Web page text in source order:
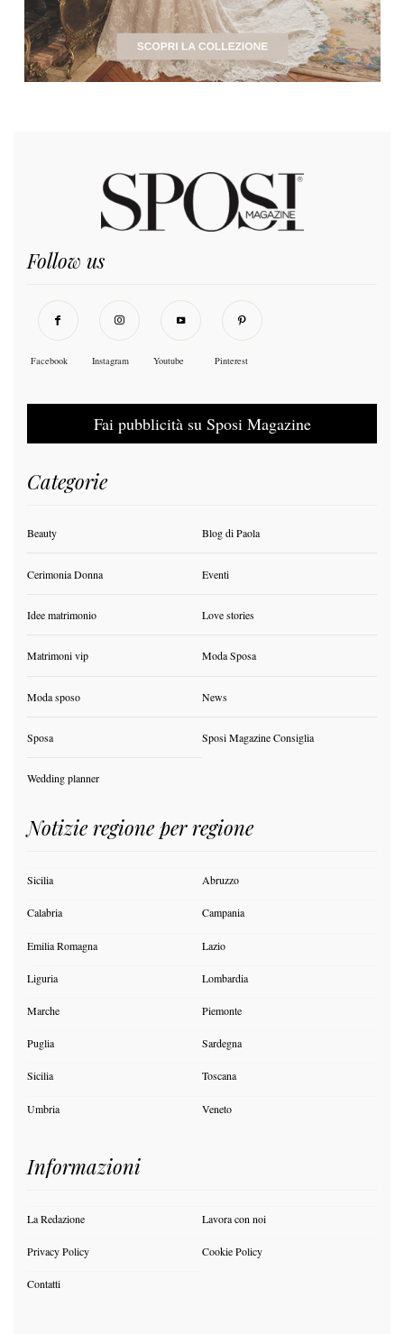
Follow us
Facebook Instagram Youtube Pinterest
Fai pubblicità su Sposi Magazine
Categorie
Beauty Blog di Paola
Cerimonia Donna Eventi
Idee matrimonio Love stories
Matrimoni vip Moda Sposa
Moda sposo News
Sposa Sposi Magazine Consiglia
Wedding planner
Notizie regione per regione
Sicilia Abruzzo
Calabria Campania
Emilia Romagna Lazio
Liguria Lombardia
Marche Piemonte
Puglia Sardegna
Sicilia Toscana
Umbria Veneto
Informazioni
La Redazione Lavora con noi
Privacy Policy Cookie Policy
Contatti